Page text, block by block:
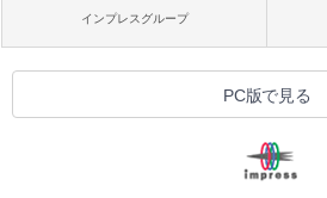
インプレスグループ
PC版で見る